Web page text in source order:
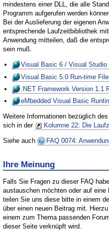
mindestens einer DLL, die alle
Programm aufgerufen werden
Bei der Auslieferung der eigenen
entsprechende Laufzeitbibliothek
Anwendung mitteilen, daß die
sein muß.
Visual Basic 6 / Visual
Visual Basic 5.0 Run-time
.NET Framework Version 1.1
eMbedded Visual Basic
Weitere Informationen bezüglich
sich in der
Kolumne 22: Die
Siehe auch FAQ 0074:
Ihre Meinung
Falls Sie Fragen zu dieser FAQ
austauschen möchten oder auf
teilen Sie uns diese bitte in einem
über einen neuen Beitrag mit.
einem zum Thema passenden
dieser Seite verknüpft wird.